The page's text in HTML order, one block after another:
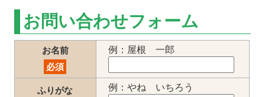
お問い合わせフォーム
お名前
必須
例：屋根 一郎
ふりがな
例：やね いちろう